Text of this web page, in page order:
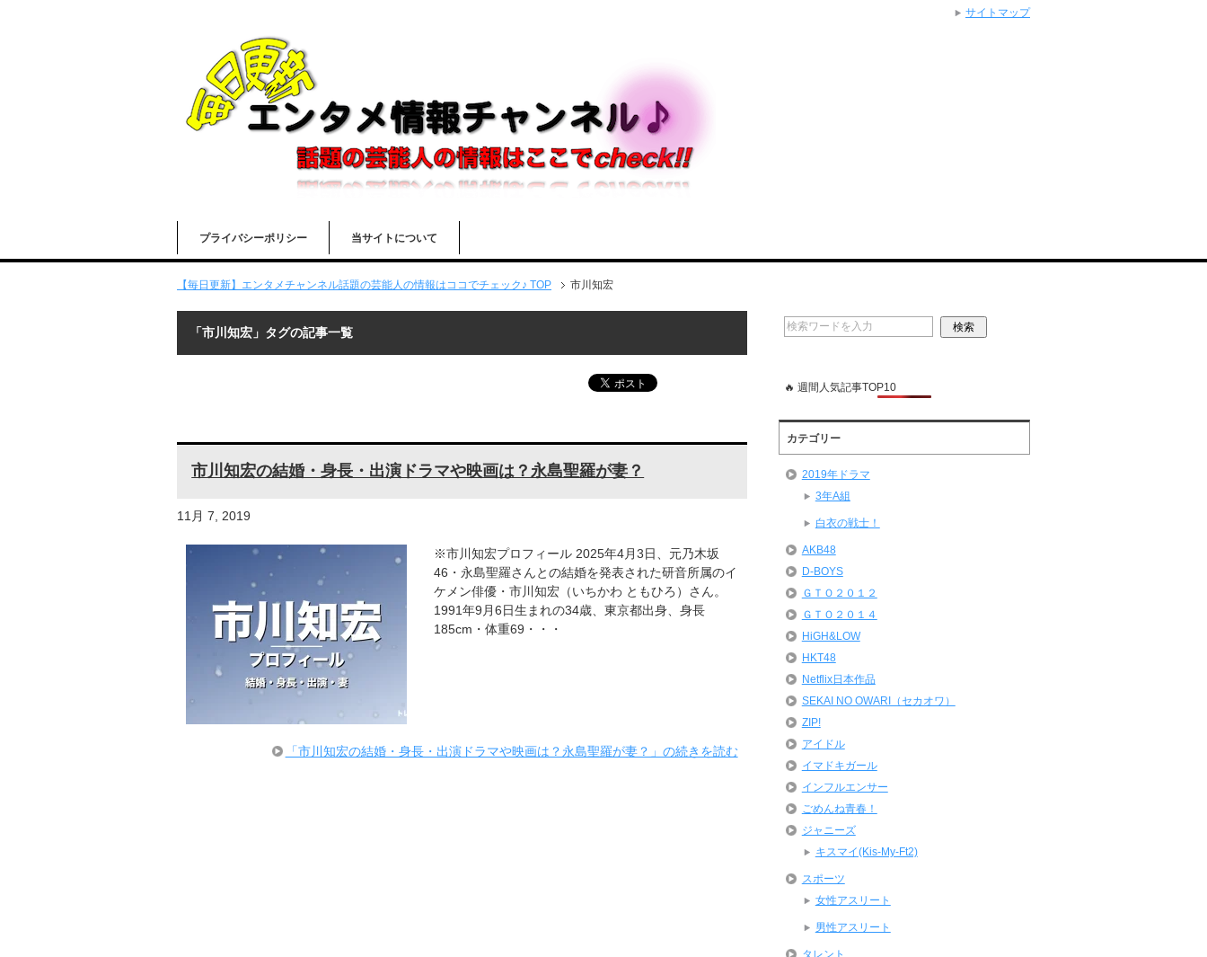
プライバシーポリシー 当サイトについて
【毎日更新】エンタメチャンネル話題の芸能人の情報はココでチェック♪ TOP 市川知宏
「市川知宏」タグの記事一覧
市川知宏の結婚・身長・出演ドラマや映画は？永島聖羅が妻？
11月 7, 2019
※市川知宏プロフィール 2025年4月3日、元乃木坂
46・永島聖羅さんとの結婚を発表された研音所属のイ
ケメン俳優・市川知宏（いちかわ ともひろ）さん。
1991年9月6日生まれの34歳、東京都出身、身長
185cm・体重69・・・
「市川知宏の結婚・身長・出演ドラマや映画は？永島聖羅が妻？」の続きを読む
🔥 週間人気記事TOP10
カテゴリー
2019年ドラマ
3年A組
白衣の戦士！
AKB48
D-BOYS
ＧＴＯ２０１２
ＧＴＯ２０１４
HiGH&LOW
HKT48
Netflix日本作品
SEKAI NO OWARI（セカオワ）
ZIP!
アイドル
イマドキガール
インフルエンサー
ごめんね青春！
ジャニーズ
キスマイ(Kis-My-Ft2)
スポーツ
女性アスリート
男性アスリート
タレント
サイトマップ